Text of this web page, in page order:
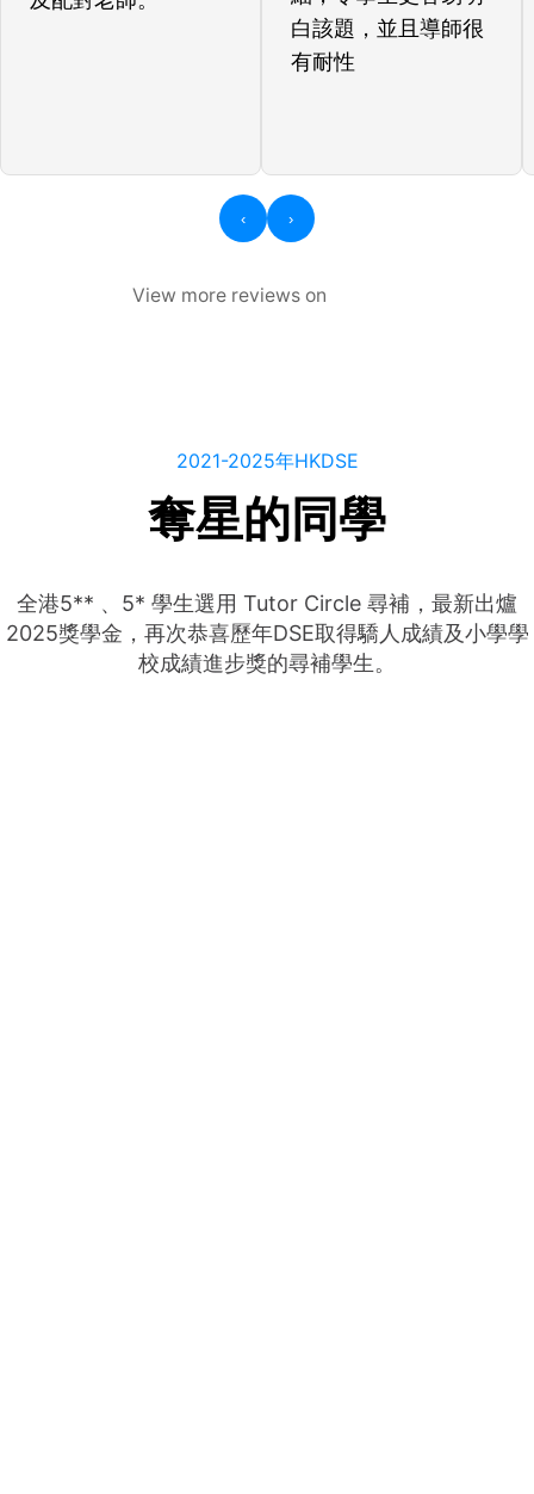
白該題，並且導師很
有耐性
‹ ›
View more reviews on
2021-2025年HKDSE
奪星的同學
全港5** 、5* 學生選用 Tutor Circle 尋補，最新出爐
2025獎學金，再次恭喜歷年DSE取得驕人成績及小學學
校成績進步獎的尋補學生。